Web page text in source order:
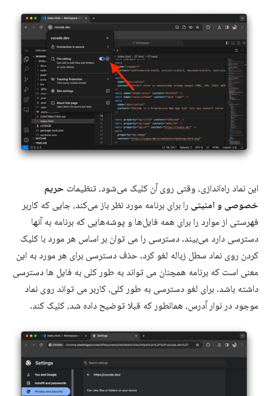
این نماد راه‌اندازی، وقتی روی آن کلیک می‌شود، تنظیمات حریم
خصوصی و امنیتی را برای برنامه مورد نظر باز می‌کند، جایی که کاربر
فهرستی از موارد را برای همه فایل‌ها و پوشه‌هایی که برنامه به آنها
دسترسی دارد می‌بیند. دسترسی را می توان بر اساس هر مورد با کلیک
کردن روی نماد سطل زباله لغو کرد. حذف دسترسی برای هر مورد به این
معنی است که برنامه همچنان می تواند به طور کلی به فایل ها دسترسی
داشته باشد. برای لغو دسترسی به طور کلی، کاربر می تواند روی نماد
موجود در نوار آدرس، همانطور که قبلا توضیح داده شد، کلیک کند.